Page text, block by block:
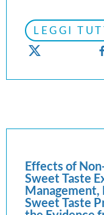
LEGGI
Effects of
Sweet Taste
Management,
Sweet Taste